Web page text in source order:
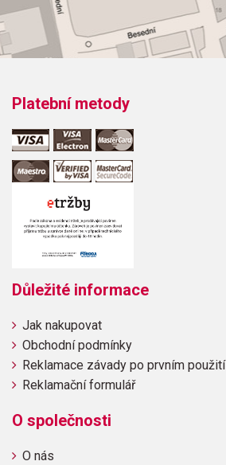
Platební metody
Důležité informace
Jak nakupovat
Obchodní podmínky
Reklamace závady po prvním použití
Reklamační formulář
O společnosti
O nás